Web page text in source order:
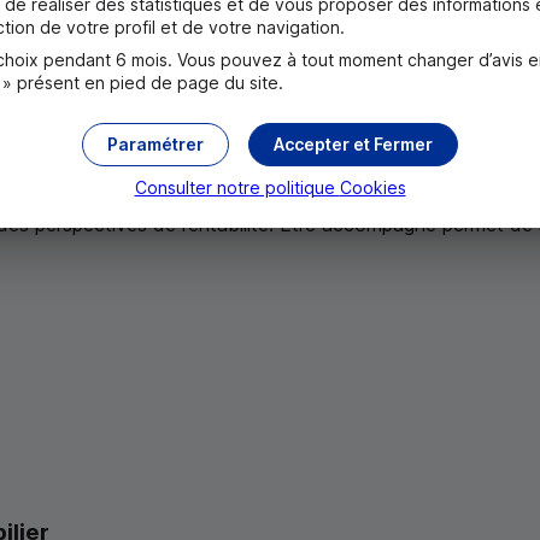
pourdiversifier votre patrimoineet bénéficier de
travers des dispositifs spécifiques pour l’immobilier neuf
perspectives de rentabilité. Être accompagné permet
de votre profil et de votre navigation.
pendant 6 mois. Vous pouvez à tout moment changer d’avis
présent en pied de page du site.
Accepter et Fermer
Paramétrer
Consulter notre politique Cookies